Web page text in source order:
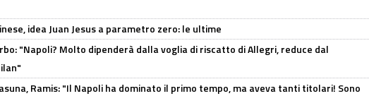
idea Juan Jesus a parametro zero: le ultime
"Napoli? Molto dipenderà dalla voglia di riscatto di Allegri, reduce dal
Ramis: "Il Napoli ha dominato il primo tempo, ma aveva tanti titolari! Sono